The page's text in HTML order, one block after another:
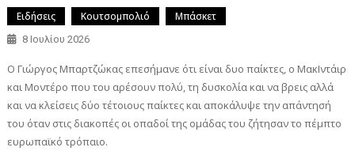
Ειδήσεις Κουτσομπολιό Μπάσκετ
8 Ιουλίου 2026
Ο Γιώργος Μπαρτζώκας επεσήμανε ότι είναι δυο παίκτες, ο ΜακΙντάιρ
και Μοντέρο που του αρέσουν πολύ, τη δυσκολία και να βρεις αλλά
και να κλείσεις δύο τέτοιους παίκτες και αποκάλυψε την απάντησή
του όταν στις διακοπές οι οπαδοί της ομάδας του ζήτησαν το πέμπτο
ευρωπαϊκό τρόπαιο.